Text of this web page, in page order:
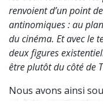
renvoient d’un point
antinomiques : au
du cinéma. Et avec le
deux figures
être plutôt du côté de
Nous avons ainsi